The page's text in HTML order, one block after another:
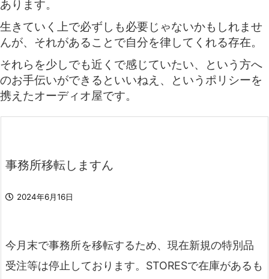
あります。
生きていく上で必ずしも必要じゃないかもしれませ
んが、それがあることで自分を律してくれる存在。
それらを少しでも近くで感じていたい、という方へ
のお手伝いができるといいねえ、というポリシーを
携えたオーディオ屋です。
事務所移転しますん
2024年6月16日
今月末で事務所を移転するため、現在新規の特別品
受注等は停止しております。STORESで在庫があるも